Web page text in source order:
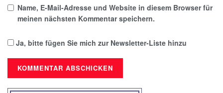
Name, E-Mail-Adresse und Website in diesem Browser für
meinen nächsten Kommentar speichern.
Ja, bitte fügen Sie mich zur Newsletter-Liste hinzu